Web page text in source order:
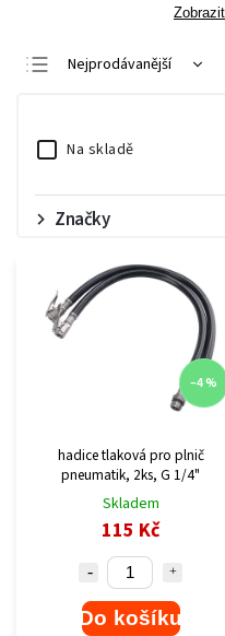
Nejprodávanější
Na skladě
Značky
–4 %
hadice tlaková pro plnič
pneumatik, 2ks, G 1/4"
Skladem
115 Kč
Do košíku